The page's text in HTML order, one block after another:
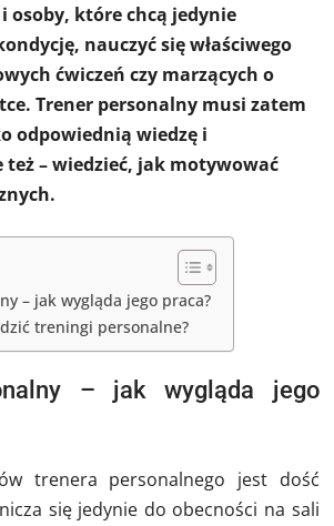
osoby, które chcą jedynie
nauczyć się właściwego
ćwiczeń czy marzących o
Trener personalny musi zatem
odpowiednią wiedzę i
– wiedzieć, jak motywować
– jak wygląda jego praca?
treningi personalne?
– jak wygląda jego
trenera personalnego jest dość
się jedynie do obecności na sali